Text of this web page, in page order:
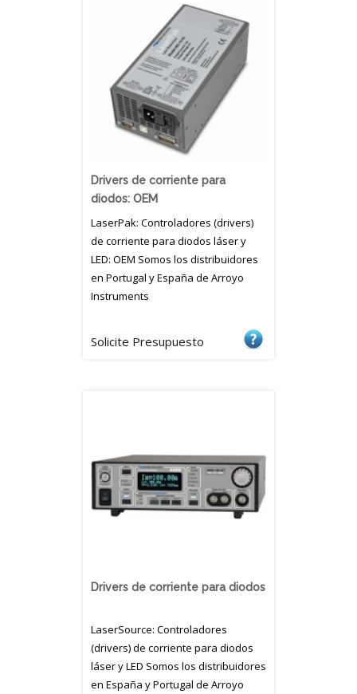
Drivers de corriente para
diodos: OEM
LaserPak: Controladores (drivers)
de corriente para diodos láser y
LED: OEM Somos los distribuidores
en Portugal y España de Arroyo
Instruments
Solicite Presupuesto
Drivers de corriente para diodos
LaserSource: Controladores
(drivers) de corriente para diodos
láser y LED Somos los distribuidores
en España y Portugal de Arroyo